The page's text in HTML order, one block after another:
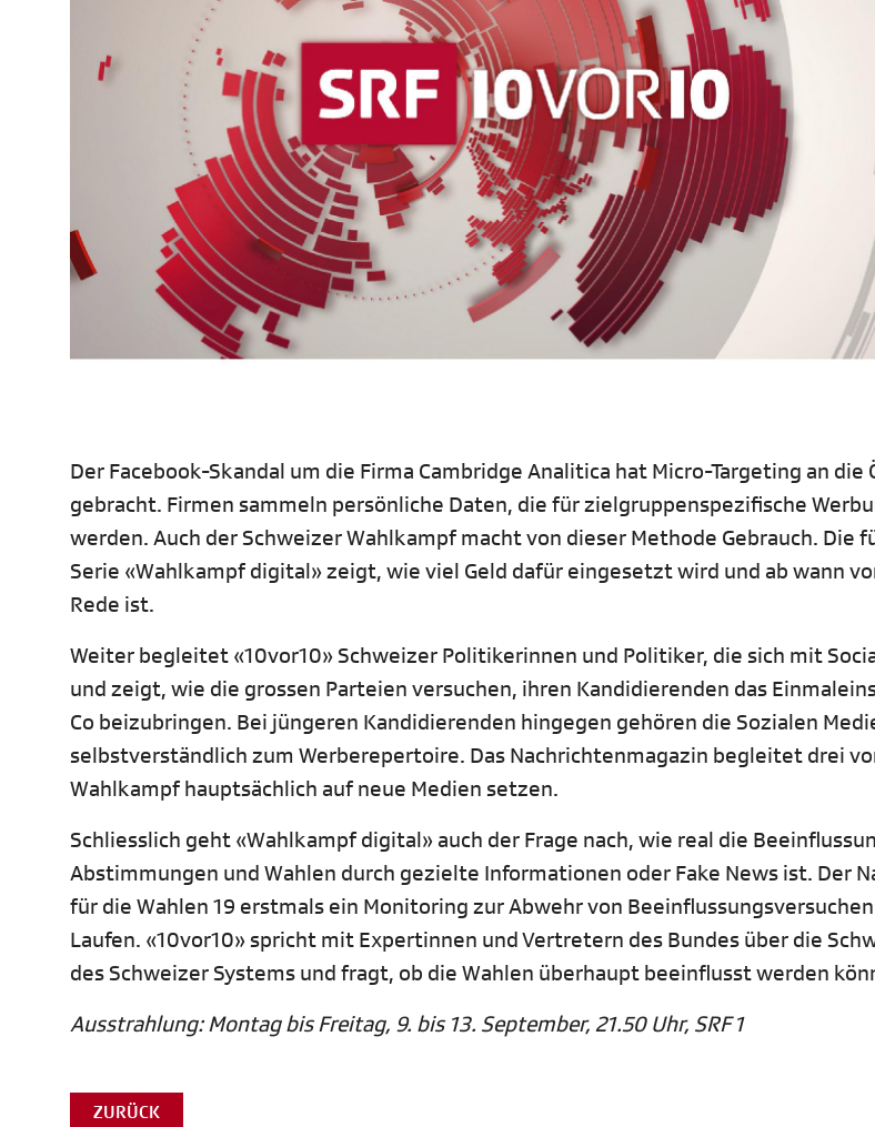
Der Facebook-Skandal um die Firma Cambridge Analitica hat Micro-Targeting an
gebracht. Firmen sammeln persönliche Daten, die für zielgruppenspezifische
werden. Auch der Schweizer Wahlkampf macht von dieser Methode Gebrauch. Die
Serie «Wahlkampf digital» zeigt, wie viel Geld dafür eingesetzt wird und ab wann
Rede ist.
Weiter begleitet «10vor10» Schweizer Politikerinnen und Politiker, die sich mit
und zeigt, wie die grossen Parteien versuchen, ihren Kandidierenden das
Co beizubringen. Bei jüngeren Kandidierenden hingegen gehören die Sozialen
selbstverständlich zum Werberepertoire. Das Nachrichtenmagazin begleitet drei
Wahlkampf hauptsächlich auf neue Medien setzen.
Schliesslich geht «Wahlkampf digital» auch der Frage nach, wie real die
Abstimmungen und Wahlen durch gezielte Informationen oder Fake News ist. Der
für die Wahlen 19 erstmals ein Monitoring zur Abwehr von
Laufen. «10vor10» spricht mit Expertinnen und Vertretern des Bundes über die
des Schweizer Systems und fragt, ob die Wahlen überhaupt beeinflusst werden
Ausstrahlung:Montag bis Freitag, 9. bis 13. September, 21.50 Uhr, SRF 1
ZURÜCK